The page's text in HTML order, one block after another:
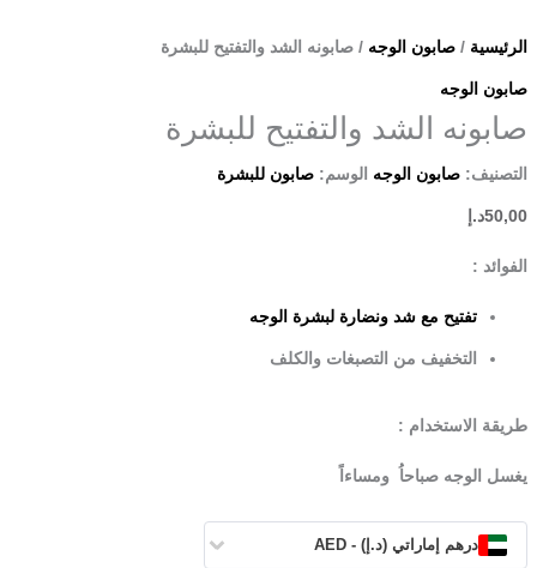
الرئيسية / صابون الوجه / صابونه الشد والتفتيح للبشرة
صابون الوجه
صابونه الشد والتفتيح للبشرة
التصنيف: صابون الوجه الوسم: صابون للبشرة
50,00د.إ
الفوائد :
تفتيح مع شد ونضارة لبشرة الوجه
التخفيف من التصبغات والكلف
طريقة الاستخدام :
يغسل الوجه صباحاُ ومساءاً
درهم إماراتي (د.إ) - AED